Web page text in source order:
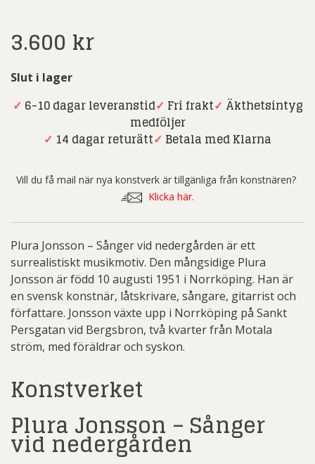
3.600 kr
Slut i lager
✓ 6-10 dagar leveranstid✓ Fri frakt✓ Äkthetsintyg
medföljer
✓ 14 dagar returätt✓ Betala med Klarna
Vill du få mail när nya konstverk är tillgänliga från konstnären?
Klicka här.
Plura Jonsson – Sånger vid nedergården är ett
surrealistiskt musikmotiv. Den mångsidige Plura
Jonsson är född 10 augusti 1951 i Norrköping. Han är
en svensk konstnär, låtskrivare, sångare, gitarrist och
författare. Jonsson växte upp i Norrköping på Sankt
Persgatan vid Bergsbron, två kvarter från Motala
ström, med föräldrar och syskon.
Konstverket
Plura Jonsson – Sånger
vid nedergården